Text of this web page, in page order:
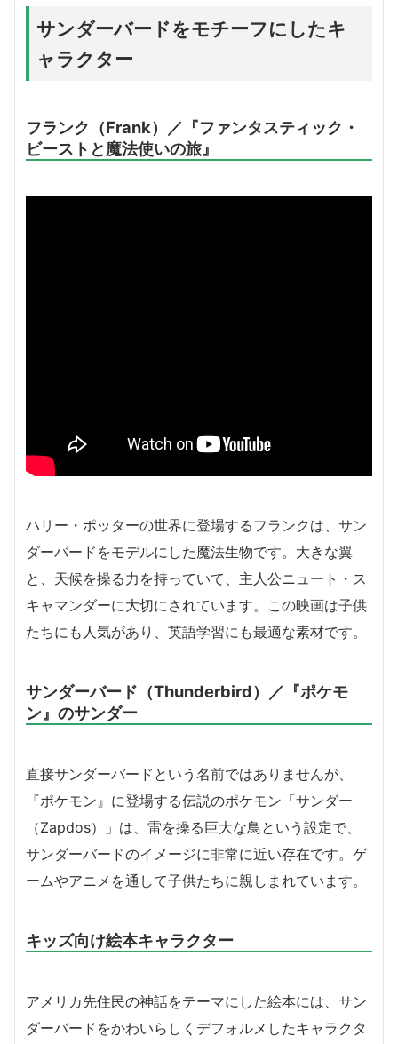
サンダーバードをモチーフにしたキ
ャラクター
フランク（Frank）／『ファンタスティック・
ビーストと魔法使いの旅』
ハリー・ポッターの世界に登場するフランクは、サン
ダーバードをモデルにした魔法生物です。大きな翼
と、天候を操る力を持っていて、主人公ニュート・ス
キャマンダーに大切にされています。この映画は子供
たちにも人気があり、英語学習にも最適な素材です。
サンダーバード（Thunderbird）／『ポケモ
ン』のサンダー
直接サンダーバードという名前ではありませんが、
『ポケモン』に登場する伝説のポケモン「サンダー
（Zapdos）」は、雷を操る巨大な鳥という設定で、
サンダーバードのイメージに非常に近い存在です。ゲ
ームやアニメを通して子供たちに親しまれています。
キッズ向け絵本キャラクター
アメリカ先住民の神話をテーマにした絵本には、サン
ダーバードをかわいらしくデフォルメしたキャラクタ